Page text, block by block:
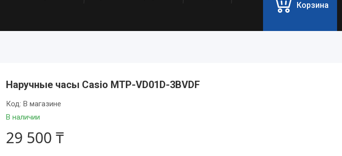
Корзина
Наручные часы Casio MTP-VD01D-3BVDF
В наличии
Код: В магазине
29 500 ₸